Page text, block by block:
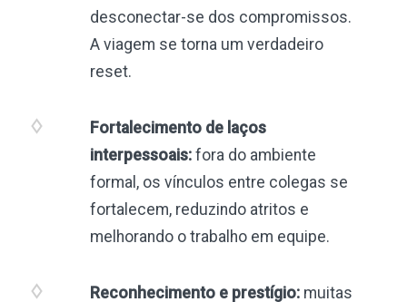
desconectar-se dos compromissos.
A viagem se torna um verdadeiro
reset.
Fortalecimento de laços
interpessoais: fora do ambiente
formal, os vínculos entre colegas se
fortalecem, reduzindo atritos e
melhorando o trabalho em equipe.
Reconhecimento e prestígio: muitas